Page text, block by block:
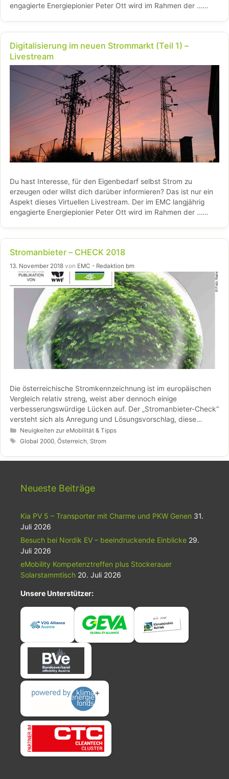
engagierte Energiepionier Peter Ott wird im Rahmen der …
Digitalisierung im neuen Strommarkt (Teil 1) –
Livestream
Du hast Interesse, für den Eigenbedarf selbst Strom zu
erzeugen oder willst dich darüber informieren? Das ist nur ein
Aspekt dieses Virtuellen Livestream. Der im EMC langjährig
engagierte Energiepionier Peter Ott wird im Rahmen der …
Stromanbieter – CHECK 2018
13. November 2018 von EMC - Redaktion bm
Die österreichische Stromkennzeichnung ist im europäischen
Vergleich relativ streng, weist aber dennoch einige
verbesserungswürdige Lücken auf. Der „Stromanbieter-Check“
versteht sich als Anregung und Lösungsvorschlag, diese
Lücken zu schließen.
Kategorien
Neuigkeiten zur eMobilität & Tipps
Schlagwörter
Global 2000,Österreich,Strom
Neueste Beiträge
Kia PV 5 – Transporter mit Charme und PKW Genen 31.
Juli 2026
Besuch bei Nordik EV – beeindruckende Einblicke 29.
Juli 2026
eMobility Kompetenztreffen plus Stockerauer
Solarstammtisch 20. Juli 2026
Unsere Unterstützer: